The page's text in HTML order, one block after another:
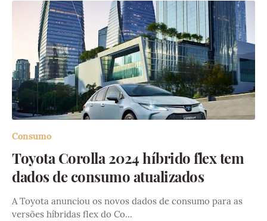
Consumo
Toyota Corolla 2024 híbrido flex tem
dados de consumo atualizados
A Toyota anunciou os novos dados de consumo para as
versões híbridas flex do Co…